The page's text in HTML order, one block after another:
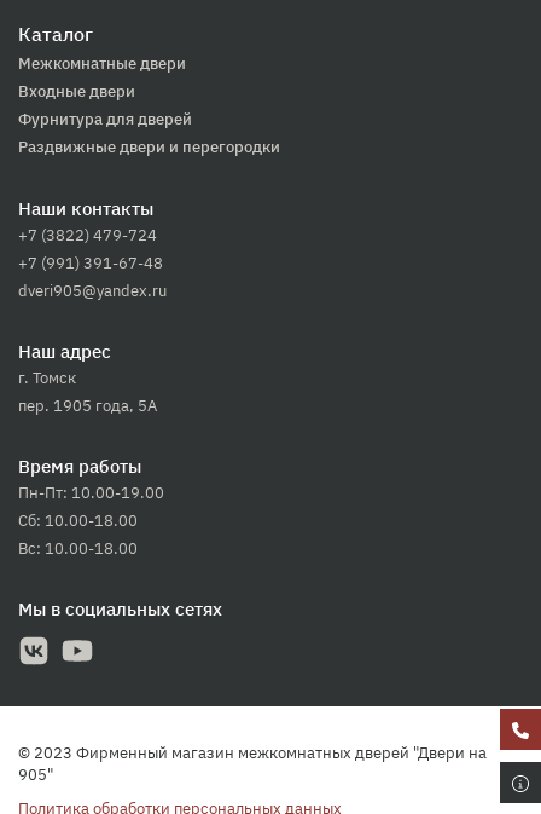
Каталог
Межкомнатные двери
Входные двери
Фурнитура для дверей
Раздвижные двери и перегородки
Наши контакты
+7 (3822) 479-724
+7 (991) 391-67-48
dveri905@yandex.ru
Наш адрес
г. Томск
пер. 1905 года, 5А
Время работы
Пн-Пт: 10.00-19.00
Сб: 10.00-18.00
Вс: 10.00-18.00
Мы в социальных сетях
© 2023 Фирменный магазин межкомнатных дверей "Двери на
905"
Политика обработки персональных данных